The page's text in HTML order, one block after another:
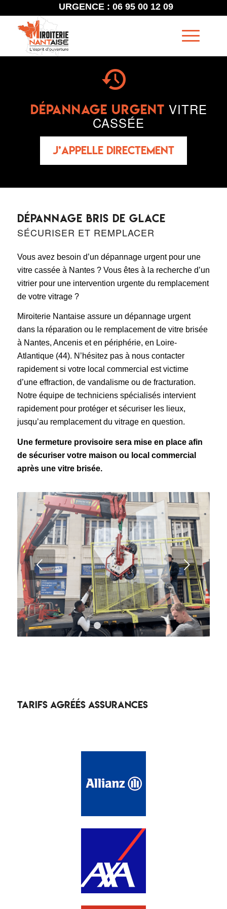
URGENCE : 06 95 00 12 09
DÉPANNAGE URGENT VITRE
CASSÉE
J’appelle directement
DÉPANNAGE BRIS DE GLACE
SÉCURISER ET REMPLACER
Vous avez besoin d’un dépannage urgent pour une
vitre cassée à Nantes ? Vous êtes à la recherche d’un
vitrier pour une intervention urgente du remplacement
de votre vitrage ?
Miroiterie Nantaise assure un dépannage urgent
dans la réparation ou le remplacement de vitre brisée
à Nantes, Ancenis et en périphérie, en Loire-
Atlantique (44). N’hésitez pas à nous contacter
rapidement si votre local commercial est victime
d’une effraction, de vandalisme ou de fracturation.
Notre équipe de techniciens spécialisés intervient
rapidement pour protéger et sécuriser les lieux,
jusqu’au remplacement du vitrage en question.
Une fermeture provisoire sera mise en place afin
de sécuriser votre maison ou local commercial
après une vitre brisée.
Suivant
1 2 3 4 5
Tarifs agréés Assurances